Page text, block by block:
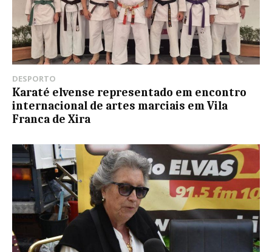
DESPORTO
Karaté elvense representado em encontro
internacional de artes marciais em Vila
Franca de Xira